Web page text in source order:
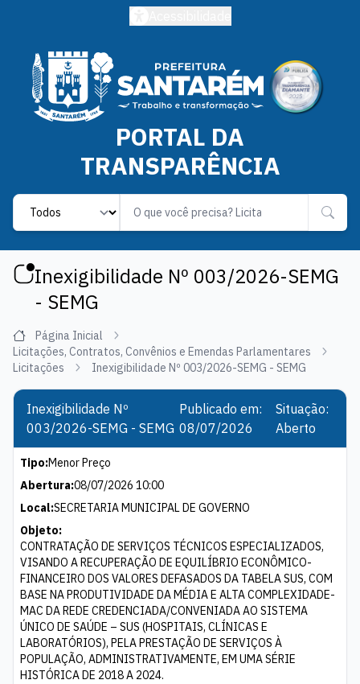
PORTAL DA
TRANSPARÊNCIA
Label
Inexigibilidade Nº 003/2026-SEMG
- SEMG
Página Inicial
Licitações, Contratos, Convênios e Emendas Parlamentares
Licitações
Inexigibilidade Nº 003/2026-SEMG - SEMG
Inexigibilidade Nº
003/2026-SEMG - SEMG
Publicado em:
08/07/2026
Situação:
Aberto
Tipo:Menor Preço
Abertura:08/07/2026 10:00
Local:SECRETARIA MUNICIPAL DE GOVERNO
Objeto:
CONTRATAÇÃO DE SERVIÇOS TÉCNICOS ESPECIALIZADOS,
VISANDO A RECUPERAÇÃO DE EQUILÍBRIO ECONÔMICO-
FINANCEIRO DOS VALORES DEFASADOS DA TABELA SUS, COM
BASE NA PRODUTIVIDADE DA MÉDIA E ALTA COMPLEXIDADE-
MAC DA REDE CREDENCIADA/CONVENIADA AO SISTEMA
ÚNICO DE SAÚDE – SUS (HOSPITAIS, CLÍNICAS E
LABORATÓRIOS), PELA PRESTAÇÃO DE SERVIÇOS À
POPULAÇÃO, ADMINISTRATIVAMENTE, EM UMA SÉRIE
HISTÓRICA DE 2018 A 2024.